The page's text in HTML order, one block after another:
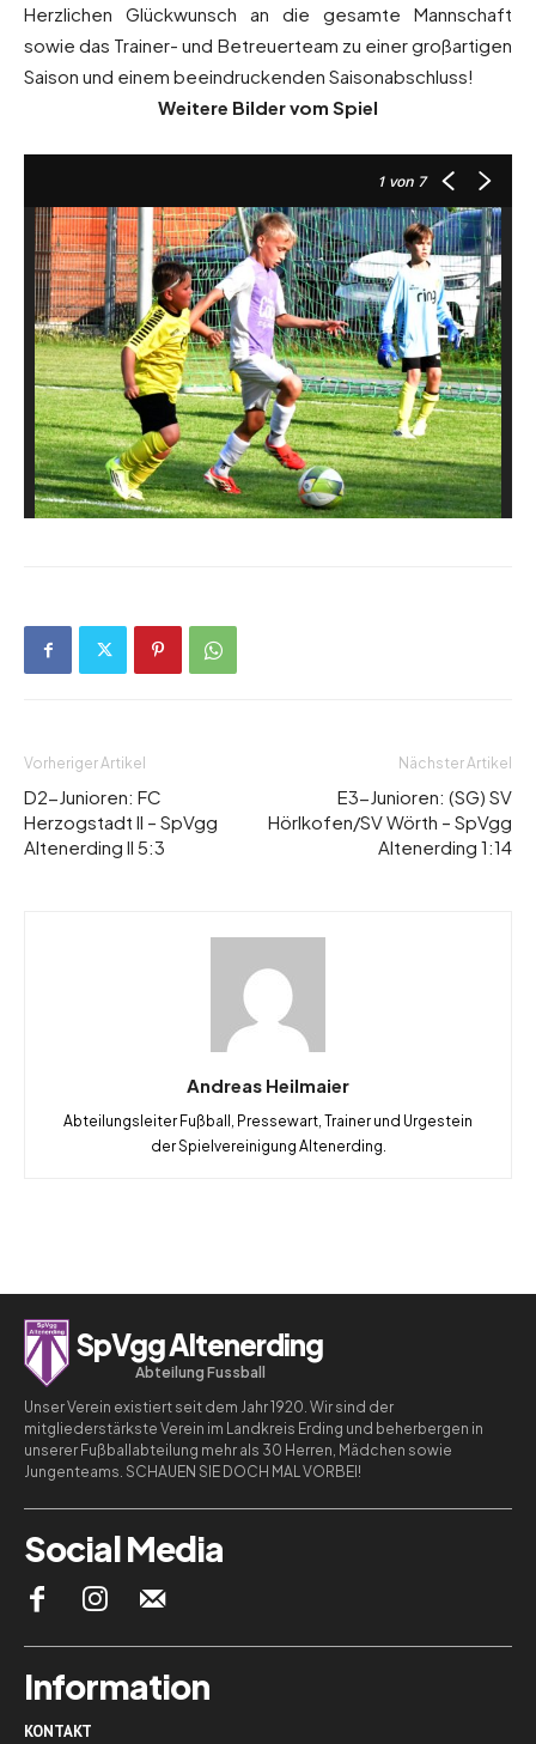
Herzlichen Glückwunsch an die gesamte Mannschaft
sowie das Trainer- und Betreuerteam zu einer großartigen
Saison und einem beeindruckenden Saisonabschluss!
Weitere Bilder vom Spiel
1 von 7
Vorheriger Artikel
D2-Junioren: FC
Herzogstadt II – SpVgg
Altenerding II 5:3
Nächster Artikel
E3-Junioren: (SG) SV
Hörlkofen/SV Wörth – SpVgg
Altenerding 1:14
Andreas Heilmaier
Abteilungsleiter Fußball, Pressewart, Trainer und Urgestein
der Spielvereinigung Altenerding.
SpVgg Altenerding
Abteilung Fussball
Unser Verein existiert seit dem Jahr 1920. Wir sind der
mitgliederstärkste Verein im Landkreis Erding und beherbergen in
unserer Fußballabteilung mehr als 30 Herren, Mädchen sowie
Jungenteams. SCHAUEN SIE DOCH MAL VORBEI!
Social Media
Information
KONTAKT